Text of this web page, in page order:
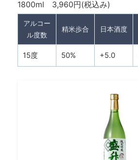
1800ml 3,960円(税込み)
アルコー
ル度数
精米歩合 日本酒度
15度 50% +5.0